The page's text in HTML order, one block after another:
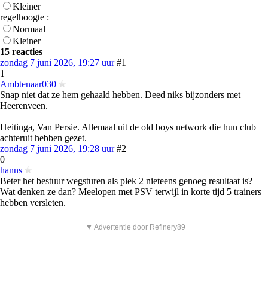
Kleiner
regelhoogte :
Normaal
Kleiner
15 reacties
zondag 7 juni 2026, 19:27 uur #1
1
Ambtenaar030
Snap niet dat ze hem gehaald hebben. Deed niks bijzonders met
Heerenveen.
Heitinga, Van Persie. Allemaal uit de old boys network die hun club
achteruit hebben gezet.
zondag 7 juni 2026, 19:28 uur #2
0
hanns
Beter het bestuur wegsturen als plek 2 nieteens genoeg resultaat is?
Wat denken ze dan? Meelopen met PSV terwijl in korte tijd 5 trainers
hebben versleten.
▼ Advertentie door Refinery89